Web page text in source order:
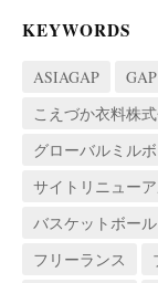
KEYWORDS
ASIAGAP GAP
こえづか衣料株
グローバルミル
サイトリニュー
バスケットボール
フリーランス